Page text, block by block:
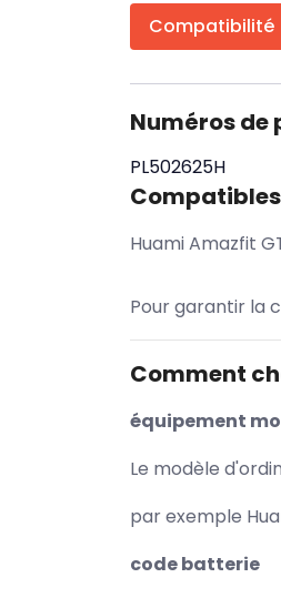
Compatibilité
Numéros
PL502625H
Huami Amazfit
Pour garantir la
Comment
équipement
Le modèle
par exemple
code batterie